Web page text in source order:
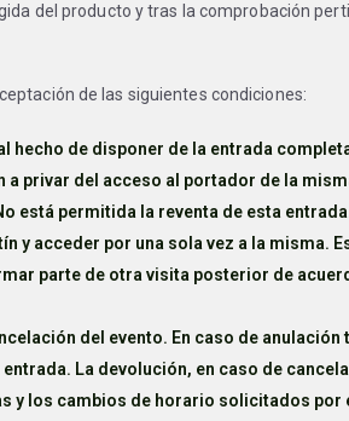
del producto y tras la comprobación
de las siguientes condiciones:
de disponer de la entrada
privar del acceso al portador de la
está permitida la reventa de esta
y acceder por una sola vez a la misma.
parte de otra visita posterior de
del evento. En caso de
La devolución, en caso de
los cambios de horario solicitados por